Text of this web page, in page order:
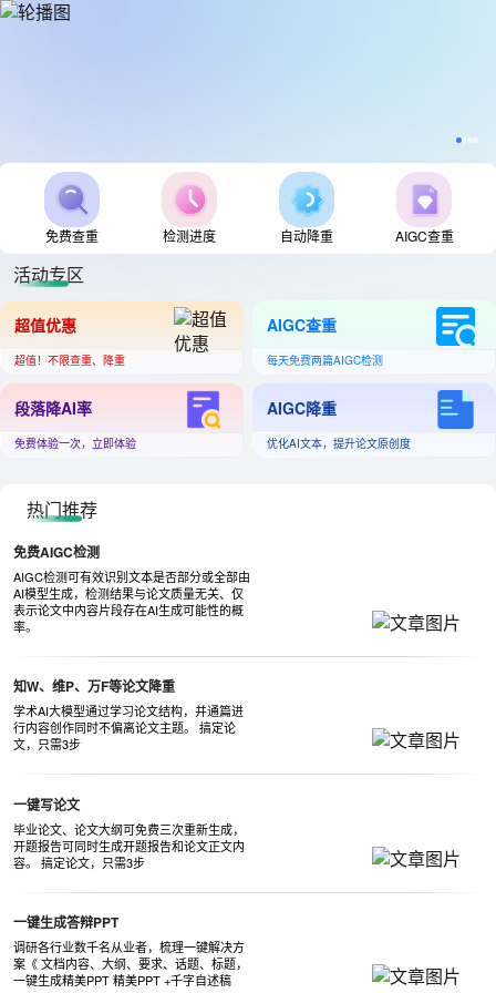
免费查重 检测进度 自动降重 AIGC查重
活动专区
超值优惠
超值！不限查重、降重
AIGC查重
每天免费两篇AIGC检测
段落降AI率
免费体验一次，立即体验
AIGC降重
优化AI文本，提升论文原创度
热门推荐
免费AIGC检测
AIGC检测可有效识别文本是否部分或全部由
AI模型生成，检测结果与论文质量无关、仅
表示论文中内容片段存在AI生成可能性的概
率。
知W、维P、万F等论文降重
学术AI大模型通过学习论文结构，并通篇进
行内容创作同时不偏离论文主题。 搞定论
文，只需3步
一键写论文
毕业论文、论文大纲可免费三次重新生成，
开题报告可同时生成开题报告和论文正文内
容。 搞定论文，只需3步
一键生成答辩PPT
调研各行业数千名从业者，梳理一键解决方
案《 文档内容、大纲、要求、话题、标题，
一键生成精美PPT 精美PPT +千字自述稿